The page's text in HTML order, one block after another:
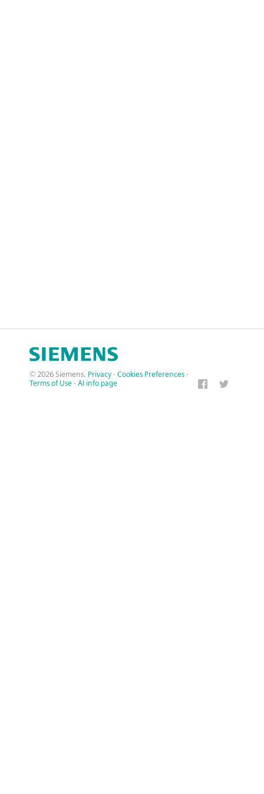
© 2026 Siemens. Privacy · Cookies Preferences ·
Terms of Use · AI info page